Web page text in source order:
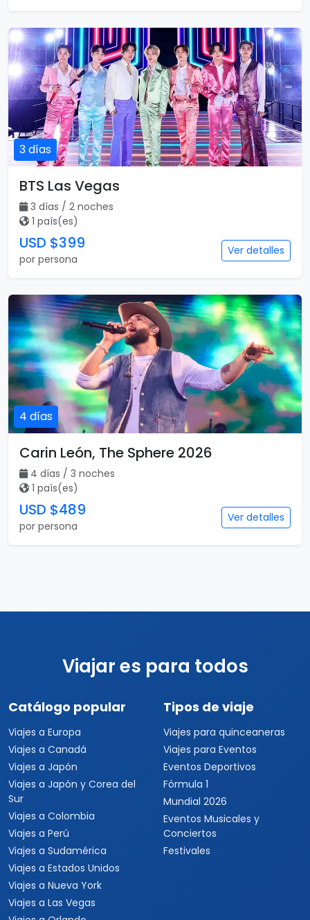
3 días
BTS Las Vegas
3 días / 2 noches
1 país(es)
USD $399
por persona
Ver detalles
4 días
Carin León, The Sphere 2026
4 días / 3 noches
1 país(es)
USD $489
por persona
Ver detalles
Viajar es para todos
Catálogo popular
Viajes a Europa
Viajes a Canadá
Viajes a Japón
Viajes a Japón y Corea del
Sur
Viajes a Colombia
Viajes a Perú
Viajes a Sudamérica
Viajes a Estados Unidos
Viajes a Nueva York
Viajes a Las Vegas
Tipos de viaje
Viajes para quinceaneras
Viajes para Eventos
Eventos Deportivos
Fórmula 1
Mundial 2026
Eventos Musicales y
Conciertos
Festivales